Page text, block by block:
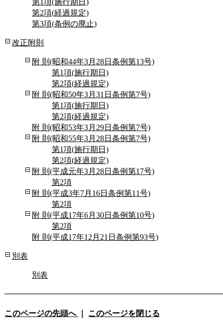
第1項(施行期日)
第2項(経過規定)
第3項(条例の廃止)
改正附則
附 則(昭和44年3月28日条例第13号)
第1項(施行期日)
第2項(経過規定)
附 則(昭和50年3月31日条例第7号)
第1項(施行期日)
第2項(経過規定)
附 則(昭和53年3月29日条例第7号)
附 則(昭和55年3月28日条例第7号)
第1項(施行期日)
第2項(経過規定)
附 則(平成元年3月28日条例第17号)
第2項
附 則(平成3年7月16日条例第11号)
第2項
附 則(平成17年6月30日条例第10号)
第2項
附 則(平成17年12月21日条例第93号)
別表
別表
このページの先頭へ このページを閉じる